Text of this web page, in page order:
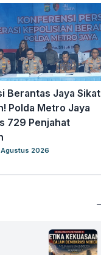
Berantas Jaya Sikat
Polda Metro Jaya
729 Penjahat
Agustus 2026